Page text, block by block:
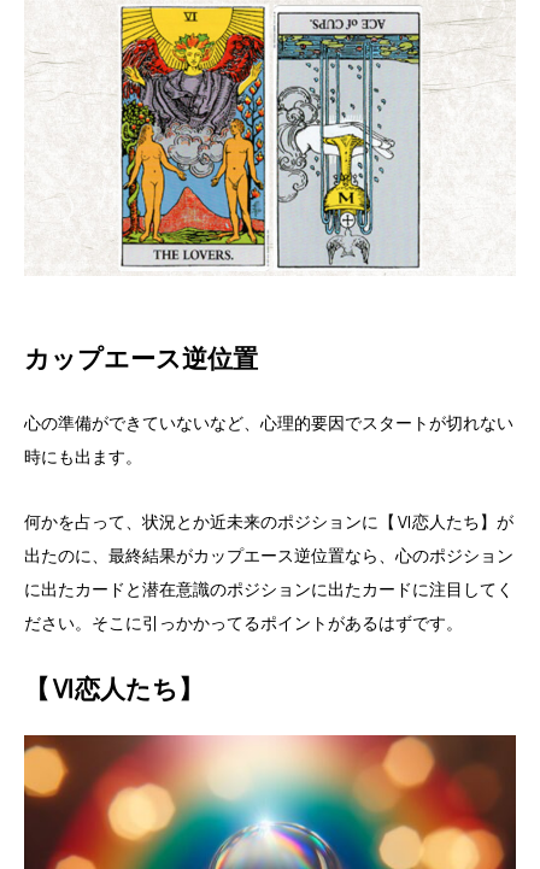
カップエース逆位置
心の準備ができていないなど、心理的要因でスタートが切れない
時にも出ます。
何かを占って、状況とか近未来のポジションに【Ⅵ恋人たち】が
出たのに、最終結果がカップエース逆位置なら、心のポジション
に出たカードと潜在意識のポジションに出たカードに注目してく
ださい。そこに引っかかってるポイントがあるはずです。
【Ⅵ恋人たち】